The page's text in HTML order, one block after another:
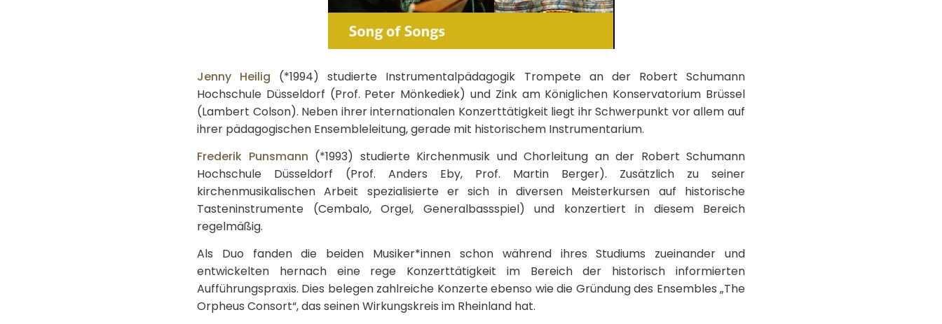
Jenny Heilig (*1994) studierte Instrumentalpädagogik Trompete an der Robert Schumann
Hochschule Düsseldorf (Prof. Peter Mönkediek) und Zink am Königlichen Konservatorium Brüssel
(Lambert Colson). Neben ihrer internationalen Konzerttätigkeit liegt ihr Schwerpunkt vor allem auf
ihrer pädagogischen Ensembleleitung, gerade mit historischem Instrumentarium.
Frederik Punsmann (*1993) studierte Kirchenmusik und Chorleitung an der Robert Schumann
Hochschule Düsseldorf (Prof. Anders Eby, Prof. Martin Berger). Zusätzlich zu seiner
kirchenmusikalischen Arbeit spezialisierte er sich in diversen Meisterkursen auf historische
Tasteninstrumente (Cembalo, Orgel, Generalbassspiel) und konzertiert in diesem Bereich
regelmäßig.
Als Duo fanden die beiden Musiker*innen schon während ihres Studiums zueinander und
entwickelten hernach eine rege Konzerttätigkeit im Bereich der historisch informierten
Aufführungspraxis. Dies belegen zahlreiche Konzerte ebenso wie die Gründung des Ensembles „The
Orpheus Consort“, das seinen Wirkungskreis im Rheinland hat.